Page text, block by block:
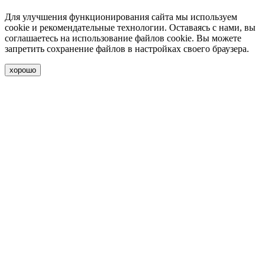
Для улучшения функционирования сайта мы используем
cookie и рекомендательные технологии. Оставаясь с нами, вы
соглашаетесь на использование файлов cookie. Вы можете
запретить сохранение файлов в настройках своего браузера.
хорошо